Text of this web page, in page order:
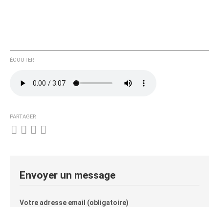
ÉCOUTER
PARTAGER
Envoyer un message
Votre adresse email (obligatoire)